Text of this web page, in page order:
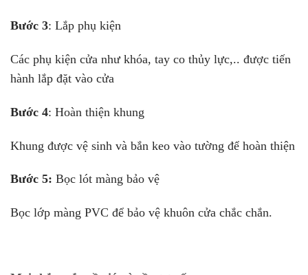
Bước 3: Lắp phụ kiện
Các phụ kiện cửa như khóa, tay co thủy lực,.. được tiến
hành lắp đặt vào cửa
Bước 4: Hoàn thiện khung
Khung được vệ sinh và bắn keo vào tường để hoàn thiện
Bước 5: Bọc lót màng bảo vệ
Bọc lớp màng PVC để bảo vệ khuôn cửa chắc chắn.